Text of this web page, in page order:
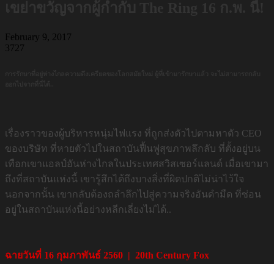
February 9, 2017
3727
เรื่องราวของผู้บริหารหนุ่มไฟแรง ที่ถูกส่งตัวไปตามหาตัว CEO
ของบริษัท ที่หายตัวไปในสถาบันฟื้นฟูสุขภาพลึกลับ ที่ตั้งอยู่บน
เทือกเขาแอลป์อันห่างไกลในประเทศสวิสเซอร์แลนด์ เมื่อเขามา
ถึงที่สถาบันแห่งนี้ เขารู้สึกได้ถึงบางสิ่งที่ผิดปกติไม่น่าไว้ใจ
นอกจากนั้น เขากลับต้องถลำลึกไปสู่ความจริงอันดำมืด ที่ซ่อน
อยู่ในสถาบันแห่งนี้อย่างหลีกเลี่ยงไม่ได้..
ฉายวันที่ 16 กุมภาพันธ์ 2560 | 20th Century Fox